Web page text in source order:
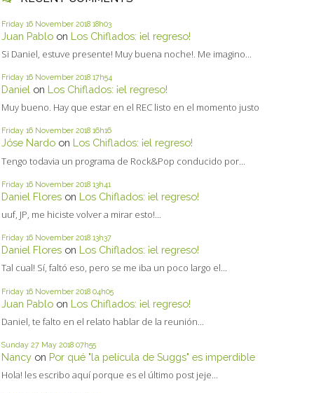
Friday 16 November 2018 18h03
Juan Pablo on Los Chiflados: ¡el regreso!
Si Daniel, estuve presente! Muy buena noche!. Me imagino...
Friday 16 November 2018 17h54
Daniel on Los Chiflados: ¡el regreso!
Muy bueno. Hay que estar en el REC listo en el momento justo
Friday 16 November 2018 16h16
Jóse Nardo on Los Chiflados: ¡el regreso!
Tengo todavia un programa de Rock&Pop conducido por...
Friday 16 November 2018 13h41
Daniel Flores on Los Chiflados: ¡el regreso!
uuf, JP, me hiciste volver a mirar esto!...
Friday 16 November 2018 13h37
Daniel Flores on Los Chiflados: ¡el regreso!
Tal cual! Sí, faltó eso, pero se me iba un poco largo el...
Friday 16 November 2018 04h05
Juan Pablo on Los Chiflados: ¡el regreso!
Daniel, te falto en el relato hablar de la reunión...
Sunday 27 May 2018 07h55
Nancy on Por qué "la película de Suggs" es imperdible
Hola! les escribo aquí porque es el último post jeje...